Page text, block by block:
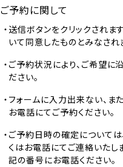
ご予約に関して
送信ボタンをクリックされま
いて同意したものとみなされ
ご予約状況により、ご希望に
ださい。
フォームに入力出来ない、ま
お電話にてご予約ください。
ご予約日時の確定については
くはお電話にてご連絡いた
記の番号にお電話ください。